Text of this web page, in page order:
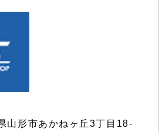
形市あかねヶ丘3丁目18-